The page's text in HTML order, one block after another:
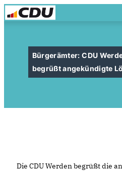
Bürgerämter: CDU
begrüßt angekündigte
Die CDU Werden begrüßt die